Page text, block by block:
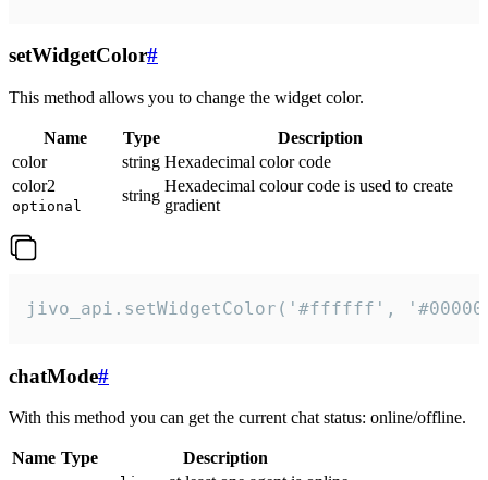
setWidgetColor#
This method allows you to change the widget color.
Name Type
Description
color
string Hexadecimal color code
color2
optional
string
Hexadecimal colour code is used to create
gradient
jivo_api.setWidgetColor('#ffffff',
chatMode#
With this method you can get the current chat status: online/offline.
Name Type
Description